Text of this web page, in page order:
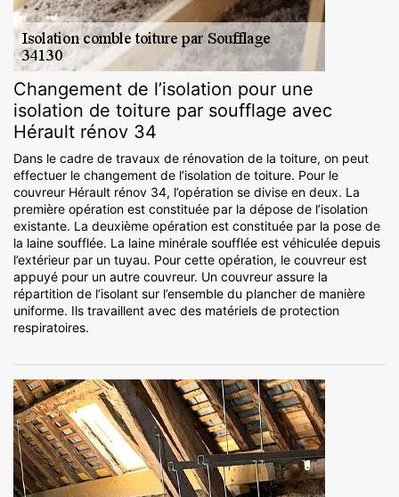
Changement de l’isolation pour une
isolation de toiture par soufflage avec
Hérault rénov 34
Dans le cadre de travaux de rénovation de la toiture, on peut
effectuer le changement de l’isolation de toiture. Pour le
couvreur Hérault rénov 34, l’opération se divise en deux. La
première opération est constituée par la dépose de l’isolation
existante. La deuxième opération est constituée par la pose de
la laine soufflée. La laine minérale soufflée est véhiculée depuis
l’extérieur par un tuyau. Pour cette opération, le couvreur est
appuyé pour un autre couvreur. Un couvreur assure la
répartition de l’isolant sur l’ensemble du plancher de manière
uniforme. Ils travaillent avec des matériels de protection
respiratoires.